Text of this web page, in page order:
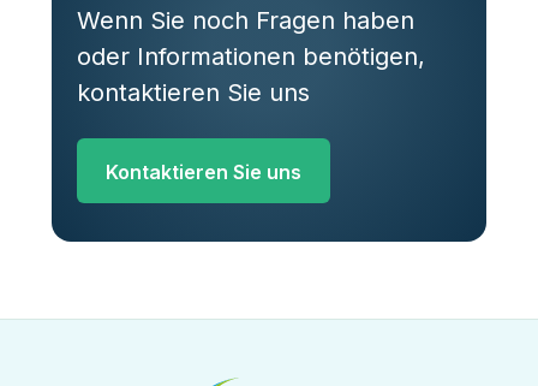
Wenn Sie noch Fragen haben
oder Informationen benötigen,
kontaktieren Sie uns
Kontaktieren Sie uns